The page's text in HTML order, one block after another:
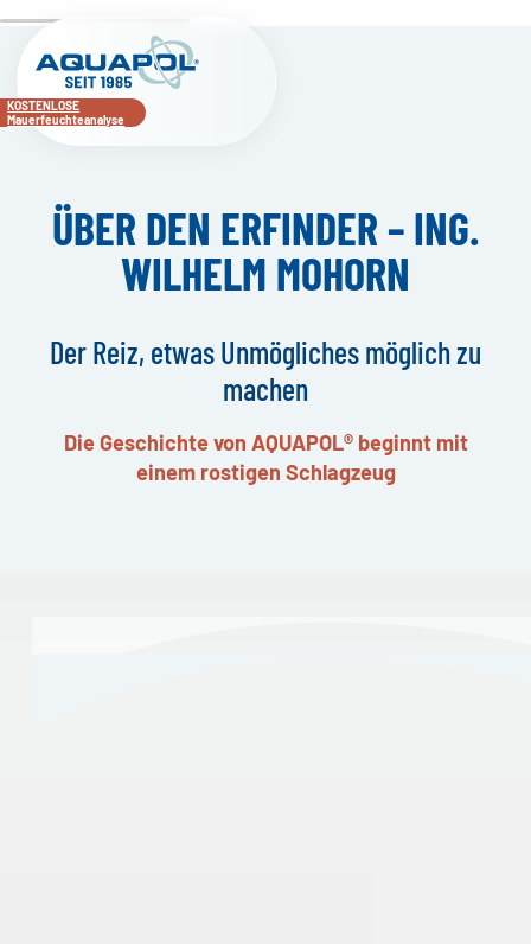
KOSTENLOSE
Mauerfeuchteanalyse
ÜBER DEN ERFINDER – ING.
WILHELM MOHORN
Der Reiz, etwas Unmögliches möglich zu
machen
Die Geschichte von AQUAPOL® beginnt mit
einem rostigen Schlagzeug